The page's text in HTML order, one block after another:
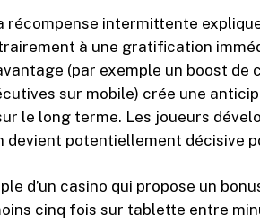
récompense intermittente
à une gratification
(par exemple un boost
sur mobile) crée une
le long terme. Les joueurs
devient potentiellement décisive
d’un casino qui propose un
cinq fois sur tablette entre